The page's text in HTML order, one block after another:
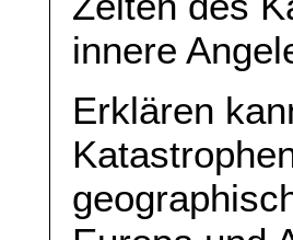
innere
Erklären